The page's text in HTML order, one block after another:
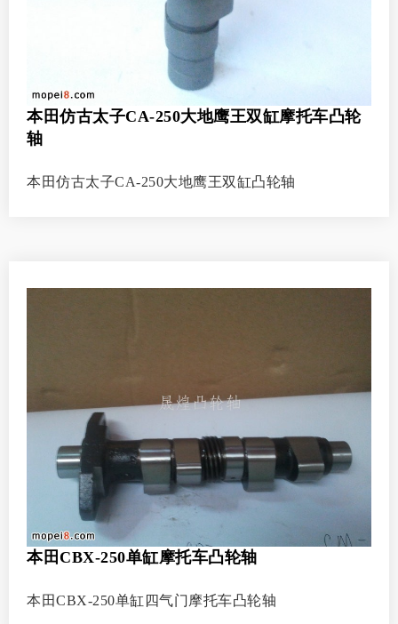
本田仿古太子CA-250大地鹰王双缸摩托车凸轮
轴
本田仿古太子CA-250大地鹰王双缸凸轮轴
本田CBX-250单缸摩托车凸轮轴
本田CBX-250单缸四气门摩托车凸轮轴